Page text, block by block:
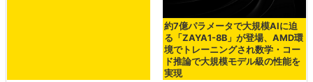
約7億パラメータで大規模AIに迫
る「ZAYA1-8B」が登場、AMD環
境でトレーニングされ数学・コー
ド推論で大規模モデル級の性能を
実現